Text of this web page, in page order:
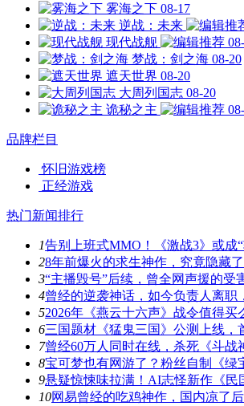
雾海之下 08-17
逆战：未来
现代战舰
梦战：剑之海 08-20
遮天世界 08-20
大周列国志 08-20
诡秘之主
品牌栏目
怀旧游戏榜
正经游戏
热门新闻排行
1告别上班式MMO！《激战3》或成
28年前爆火的求生神作，究竟隐藏
3“主播毁号”后续，曾全网声援的受
4曾经的逆袭神话，如今负责人离职
52026年《燕云十六声》战令值得买
6三国题材《猛鬼三国》公测上线，
7曾经60万人同时在线，杀死《斗战
8宝可梦也有网游了？粉丝自制《绿
9悬疑惊悚味拉满！AI志怪新作《民
10网易曾经的吃鸡神作，国内凉了